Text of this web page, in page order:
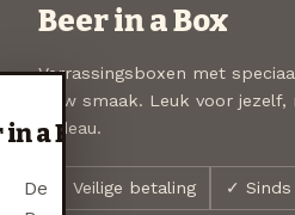
Beer in a Box
Verrassingsboxen met
jouw smaak. Leuk voor
cadeau.
✓ Veilige betaling ✓ Sinds
in a Box
De